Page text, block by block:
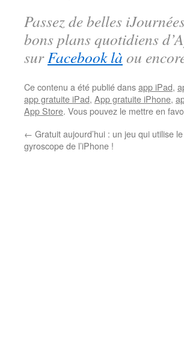
Passez de belles
bons plans quotidiens
surFacebook là ou
Ce contenu a été publié dansapp iPad,
app gratuite iPad, App gratuite iPhone,
App Store. Vous pouvez le mettre en
← Gratuit aujourd’hui : un jeu qui utilise le
gyroscope de l’iPhone !